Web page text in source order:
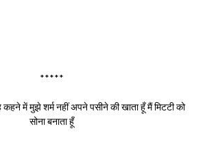
*****
में मुझे शर्म नहीं अपने पसीने की खाता हूँ मैं मिटटी को
सोना बनाता हूँ